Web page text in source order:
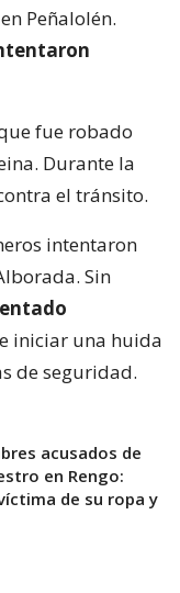
en Peñalolén.
fue robado
Durante la
el tránsito.
intentaron
Sin
iniciar una huida
de seguridad.
acusados de
en Rengo:
de su ropa y